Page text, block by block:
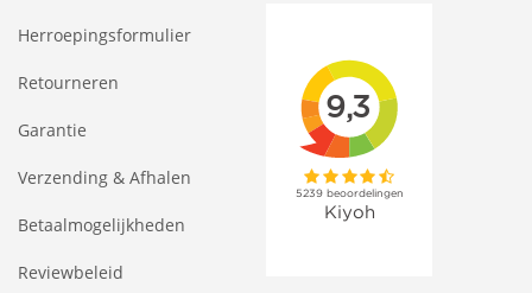
Herroepingsformulier
Retourneren
Garantie
Verzending & Afhalen
Betaalmogelijkheden
Reviewbeleid